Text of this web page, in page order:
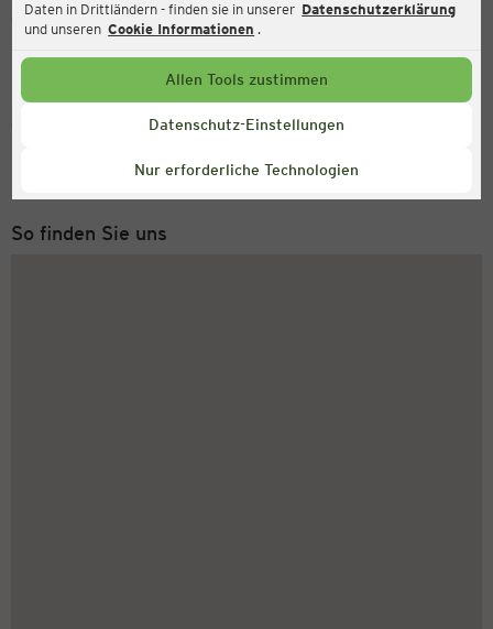
Daten in Drittländern - finden sie in unserer Datenschutzerklärung
und unseren Cookie Informationen .
Allen Tools zustimmen
Datenschutz-Einstellungen
Nur erforderliche Technologien
Aktuell:
Geöffnet
Service Hotline
Montag bis Freitag 8-18 Uhr
So finden Sie uns